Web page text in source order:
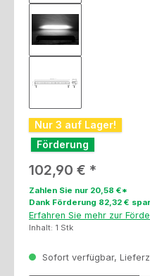
Nur 3 auf Lager!
Förderung
Regulärer Preis:
102,90 €
Zahlen Sie nur 20,58 €*
Dank Förderung 82,32 €
Erfahren Sie mehr zur
Inhalt: 1 Stk
Sofort verfügbar,